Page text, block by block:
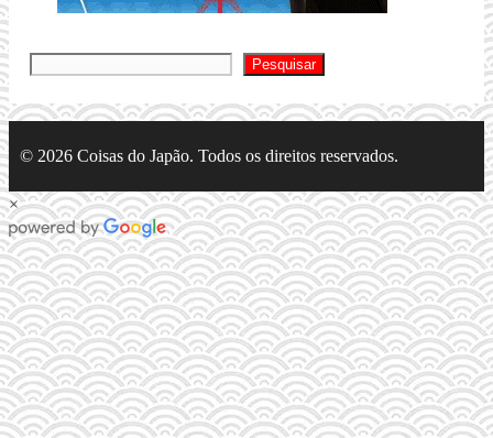
Pesquisar
© 2026 Coisas do Japão. Todos os direitos reservados.
×